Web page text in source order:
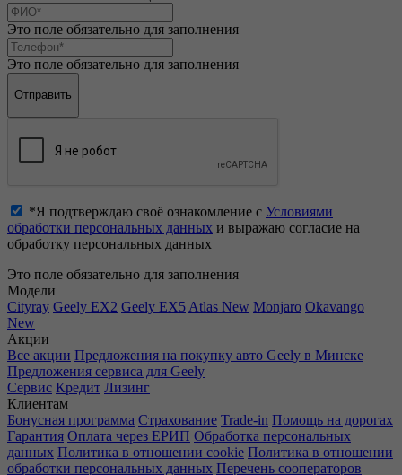
Это поле обязательно для заполнения
Это поле обязательно для заполнения
*Я подтверждаю своё ознакомление с Условиями
обработки персональных данных и выражаю согласие на
обработку персональных данных
Это поле обязательно для заполнения
Модели
Cityray Geely EX2 Geely EX5 Atlas New Monjaro Okavango
New
Акции
Все акции Предложения на покупку авто Geely в Минске
Предложения сервиса для Geely
Сервис Кредит Лизинг
Клиентам
Бонусная программа Страхование Trade-in Помощь на дорогах
Гарантия Оплата через ЕРИП Обработка персональных
данных Политика в отношении cookie Политика в отношении
обработки персональных данных Перечень сооператоров